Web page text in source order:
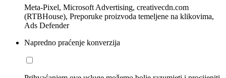
Meta-Pixel, Microsoft Advertising, creativecdn.com
(RTBHouse), Preporuke proizvoda temeljene na klikovima,
Ads Defender
Napredno praćenje konverzija